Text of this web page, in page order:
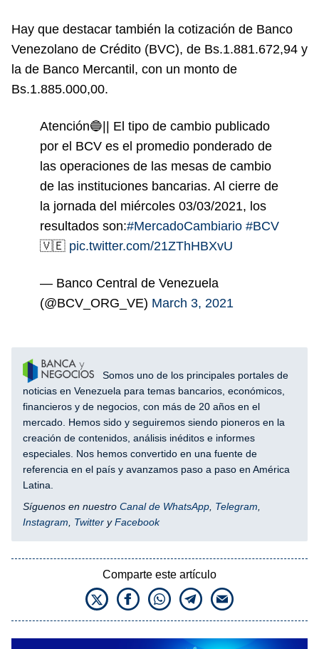
Hay que destacar también la cotización de Banco
Venezolano de Crédito (BVC), de Bs.1.881.672,94 y
la de Banco Mercantil, con un monto de
Bs.1.885.000,00.
Atención🔵|| El tipo de cambio publicado
por el BCV es el promedio ponderado de
las operaciones de las mesas de cambio
de las instituciones bancarias. Al cierre de
la jornada del miércoles 03/03/2021, los
resultados son:#MercadoCambiario #BCV
🇻🇪 pic.twitter.com/21ZThHBXvU
— Banco Central de Venezuela
(@BCV_ORG_VE) March 3, 2021
Somos uno de los principales portales de
noticias en Venezuela para temas bancarios, económicos,
financieros y de negocios, con más de 20 años en el
mercado. Hemos sido y seguiremos siendo pioneros en la
creación de contenidos, análisis inéditos e informes
especiales. Nos hemos convertido en una fuente de
referencia en el país y avanzamos paso a paso en América
Latina.
Síguenos en nuestro Canal de WhatsApp Telegram
Instagram
Twitter yFacebook
Comparte este artículo